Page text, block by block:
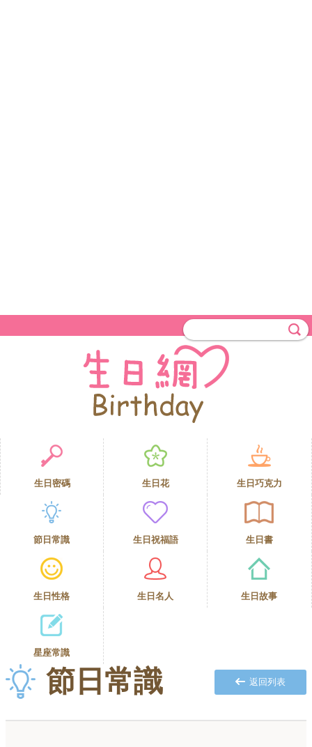
生日密碼 生日花 生日巧克力
節日常識 生日祝福語 生日書
生日性格 生日名人 生日故事
星座常識
節日常識 返回列表